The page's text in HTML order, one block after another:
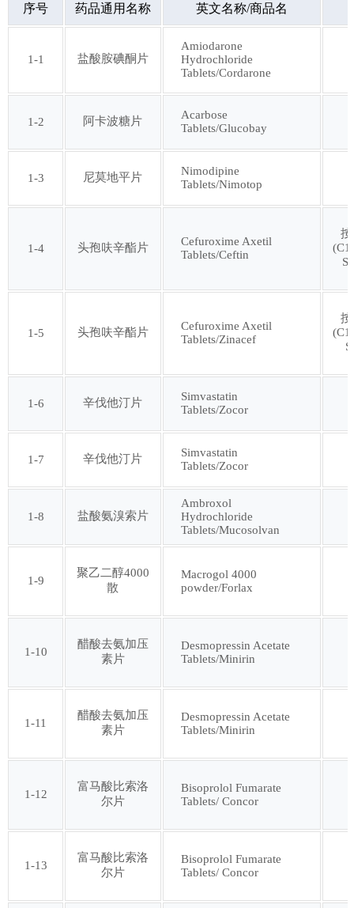
第十七批 第十八批
第十九批 第二十批
第二十六批
第三十批
第三十一批 第三十二批
第三十三批 第三十四批
第三十九批 第四十批
第四十五批 第四十六批
序号 药品通用名称 英文名称/商品名
1-1 盐酸胺碘酮片
Amiodarone
Hydrochloride
Tablets/Cordarone
1-2 阿卡波糖片
Acarbose
Tablets/Glucobay
1-3 尼莫地平片
Nimodipine
Tablets/Nimotop
1-4 头孢呋辛酯片
Cefuroxime Axetil
Tablets/Ceftin
1-5 头孢呋辛酯片
Cefuroxime Axetil
Tablets/Zinacef
1-6 辛伐他汀片
Simvastatin
Tablets/Zocor
1-7 辛伐他汀片
Simvastatin
Tablets/Zocor
1-8 盐酸氨溴索片
Ambroxol
Hydrochloride
Tablets/Mucosolvan
1-9
聚乙二醇4000
散
Macrogol 4000
powder/Forlax
1-10
醋酸去氨加压
素片
Desmopressin Acetate
Tablets/Minirin
1-11
醋酸去氨加压
素片
Desmopressin Acetate
Tablets/Minirin
1-12
富马酸比索洛
尔片
Bisoprolol Fumarate
Tablets/ Concor
1-13
富马酸比索洛
尔片
Bisoprolol Fumarate
Tablets/ Concor